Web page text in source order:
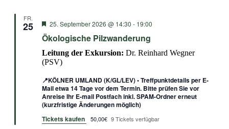
FR.
25 Empfohlen
25. September 2026 @ 14:30 - 19:00
Ökologische Pilzwanderung
Leitung der Exkursion: Dr. Reinhard Wegner
(PSV)
📍KÖLNER UMLAND (K/GL/LEV) • Treffpunktdetails per E-
Mail etwa 14 Tage vor dem Termin. Bitte prüfen Sie vor
Anreise Ihr E-mail Postfach inkl. SPAM-Ordner erneut
(kurzfristige Änderungen möglich)
Tickets kaufen
50,00€ 9 Tickets verfügbar